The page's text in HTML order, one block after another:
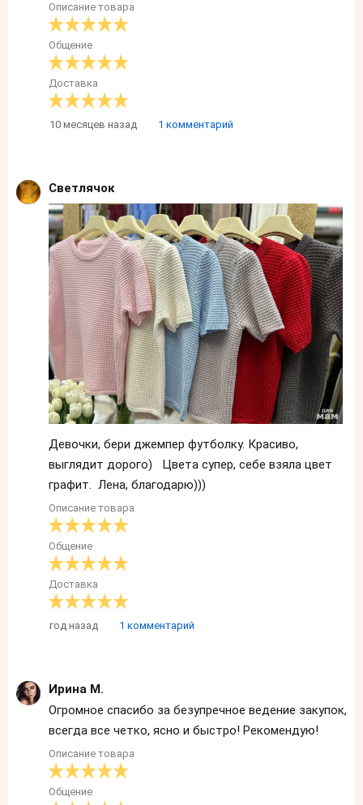
Описание товара
Общение
Доставка
10 месяцев назад 1 комментарий
Светлячок
Девочки, бери джемпер футболку. Красиво,
выглядит дорого) Цвета супер, себе взяла цвет
графит. Лена, благодарю)))
Описание товара
Общение
Доставка
год назад 1 комментарий
Ирина М.
Огромное спасибо за безупречное ведение закупок,
всегда все четко, ясно и быстро! Рекомендую!
Описание товара
Общение